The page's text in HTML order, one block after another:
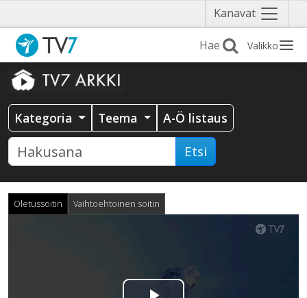
Kanavat Näytä
valikko
Valikko
Kategoria Teema A-Ö listaus
Etsi
Oletussoitin Vaihtoehtoinen soitin